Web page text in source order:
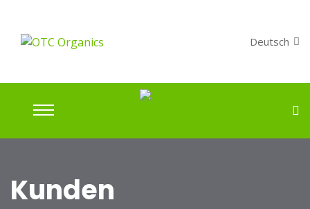
Deutsch
Kunden